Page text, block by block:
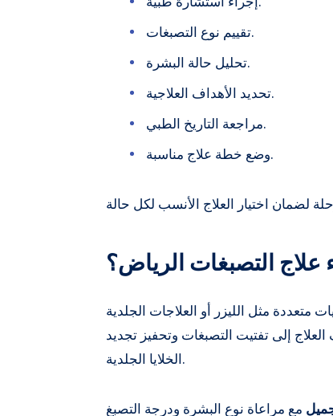
تقييم نوع التصبغات.
تحليل حالة البشرة.
تحديد الأهداف العلاجية.
مراجعة التاريخ الطبي.
وضع خطة علاج مناسبة.
علاج التصبغات الرياض؟
متعددة مثل الليزر أو العلاجات الجلدية
إلى تفتيت التصبغات وتحفيز تجديد
الخلايا الجلدية.
مع مراعاة نوع البشرة ودرجة التصبغ